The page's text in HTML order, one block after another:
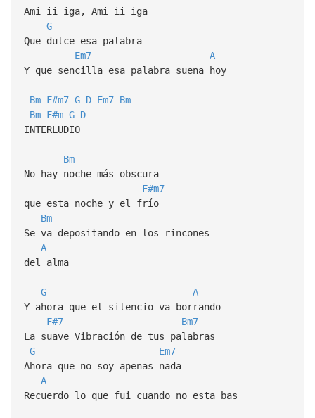
Ami ii iga, Ami ii iga
G
Que dulce esa palabra
Em7
A
Y que sencilla esa palabra suena hoy
Bm F#m7 G D Em7 Bm
Bm F#m G D
INTERLUDIO
Bm
No hay noche más obscura
F#m7
que esta noche y el frío
Bm
Se va depositando en los rincones
A
del alma
G
A
Y ahora que el silencio va borrando
F#7
Bm7
La suave Vibración de tus palabras
G
Em7
Ahora que no soy apenas nada
A
Recuerdo lo que fui cuando no esta bas